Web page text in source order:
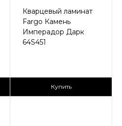
Кварцевый ламинат
Fargo Камень
Имперадор Дарк
64S451
2
Купить